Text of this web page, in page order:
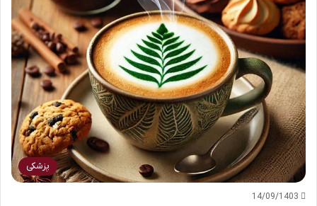
پزشکی
14/09/1403